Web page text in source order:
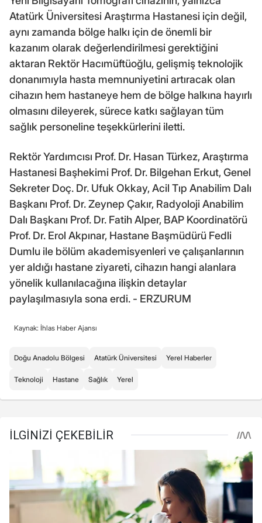
Atatürk Üniversitesi Araştırma Hastanesi için değil,
aynı zamanda bölge halkı için de önemli bir
kazanım olarak değerlendirilmesi gerektiğini
aktaran Rektör Hacımüftüoğlu, gelişmiş teknolojik
donanımıyla hasta memnuniyetini artıracak olan
cihazın hem hastaneye hem de bölge halkına hayırlı
olmasını dileyerek, sürece katkı sağlayan tüm
sağlık personeline teşekkürlerini iletti.
Rektör Yardımcısı Prof. Dr. Hasan Türkez, Araştırma
Hastanesi Başhekimi Prof. Dr. Bilgehan Erkut, Genel
Sekreter Doç. Dr. Ufuk Okkay, Acil Tıp Anabilim Dalı
Başkanı Prof. Dr. Zeynep Çakır, Radyoloji Anabilim
Dalı Başkanı Prof. Dr. Fatih Alper, BAP Koordinatörü
Prof. Dr. Erol Akpınar, Hastane Başmüdürü Fedli
Dumlu ile bölüm akademisyenleri ve çalışanlarının
yer aldığı hastane ziyareti, cihazın hangi alanlara
yönelik kullanılacağına ilişkin detaylar
paylaşılmasıyla sona erdi. - ERZURUM
Kaynak: İhlas Haber Ajansı
Doğu Anadolu Bölgesi Atatürk Üniversitesi Yerel Haberler
Teknoloji Hastane Sağlık Yerel